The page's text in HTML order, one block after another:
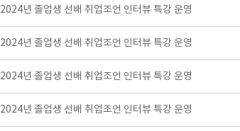
2024년 졸업생 선배 취업조언 인터뷰 특강 운영
2024년 졸업생 선배 취업조언 인터뷰 특강 운영
2024년 졸업생 선배 취업조언 인터뷰 특강 운영
2024년 졸업생 선배 취업조언 인터뷰 특강 운영